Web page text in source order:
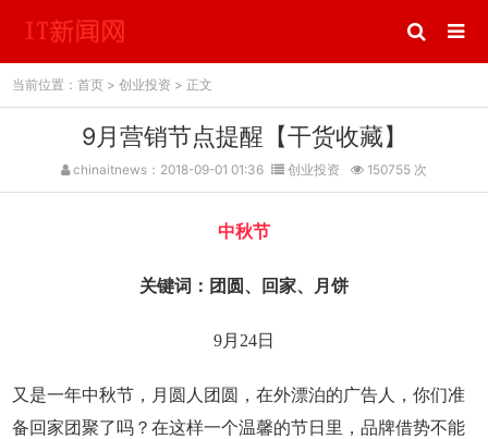
当前位置： 首页> 创业投资 > 正文
9月营销节点提醒【干货收藏】
chinaitnews：2018-09-01 01:36 创业投资 150755 次
中秋节
关键词：团圆、回家、月饼
9月24日
又是一年中秋节，月圆人团圆，在外漂泊的广告人，你们准
备回家团聚了吗？在这样一个温馨的节日里，品牌借势不能